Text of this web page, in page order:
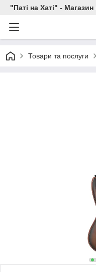
"Паті на Хаті" -
Товари та послуги